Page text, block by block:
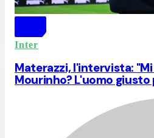
Inter
Materazzi, l'intervista:
Mourinho? L'uomo giusto